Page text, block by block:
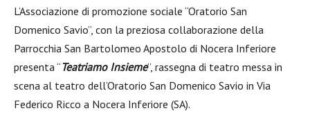
L’Associazione di promozione sociale “Oratorio San
Domenico Savio”, con la preziosa collaborazione della
Parrocchia San Bartolomeo Apostolo di Nocera Inferiore
presenta “Teatriamo Insieme”, rassegna di teatro messa in
scena al teatro dell’Oratorio San Domenico Savio in Via
Federico Ricco a Nocera Inferiore (SA).